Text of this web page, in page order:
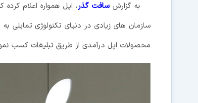
به گزارشسافت گذر، اپل همواره اعلام
محصولات اپل درآمدی از طریق تبلیغات کسب